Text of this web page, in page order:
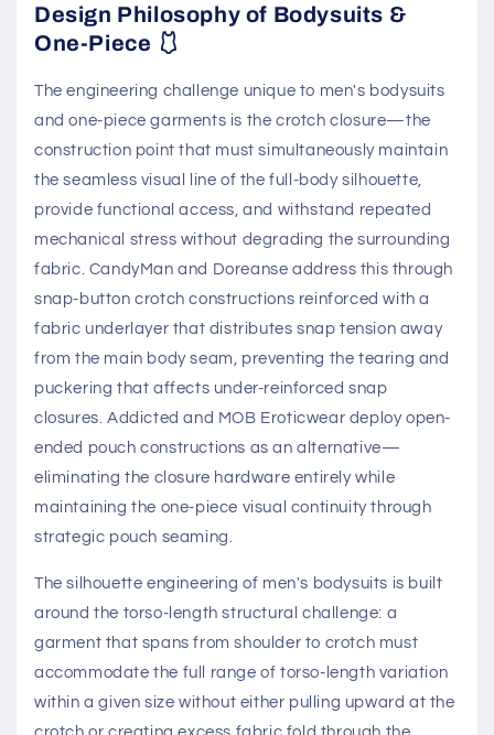
Design Philosophy of Bodysuits &
One-Piece 🩱
The engineering challenge unique to men's bodysuits
and one-piece garments is the crotch closure—the
construction point that must simultaneously maintain
the seamless visual line of the full-body silhouette,
provide functional access, and withstand repeated
mechanical stress without degrading the surrounding
fabric. CandyMan and Doreanse address this through
snap-button crotch constructions reinforced with a
fabric underlayer that distributes snap tension away
from the main body seam, preventing the tearing and
puckering that affects under-reinforced snap
closures. Addicted and MOB Eroticwear deploy open-
ended pouch constructions as an alternative—
eliminating the closure hardware entirely while
maintaining the one-piece visual continuity through
strategic pouch seaming.
The silhouette engineering of men's bodysuits is built
around the torso-length structural challenge: a
garment that spans from shoulder to crotch must
accommodate the full range of torso-length variation
within a given size without either pulling upward at the